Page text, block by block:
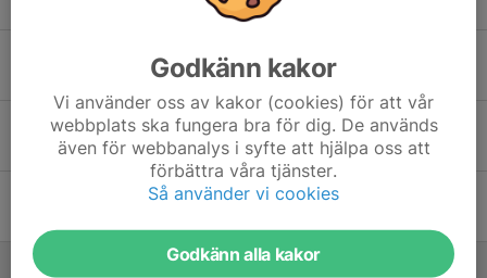
0
Terminstart Söndag 1 Februari
20 jan, 19:32 0
Termins avslutning
14 dec 2025 0
Inställd träning.
Inställd träning 26/10.
Godkänn kakor
Vi använder oss av kakor (cookies) för att vår
webbplats ska fungera bra för dig. De används
även för webbanalys i syfte att hjälpa oss att
förbättra våra tjänster.
Så använder vi cookies
Godkänn alla kakor